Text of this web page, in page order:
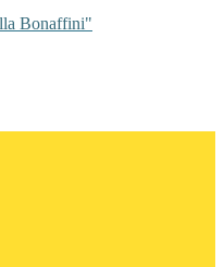
Bonaffini"